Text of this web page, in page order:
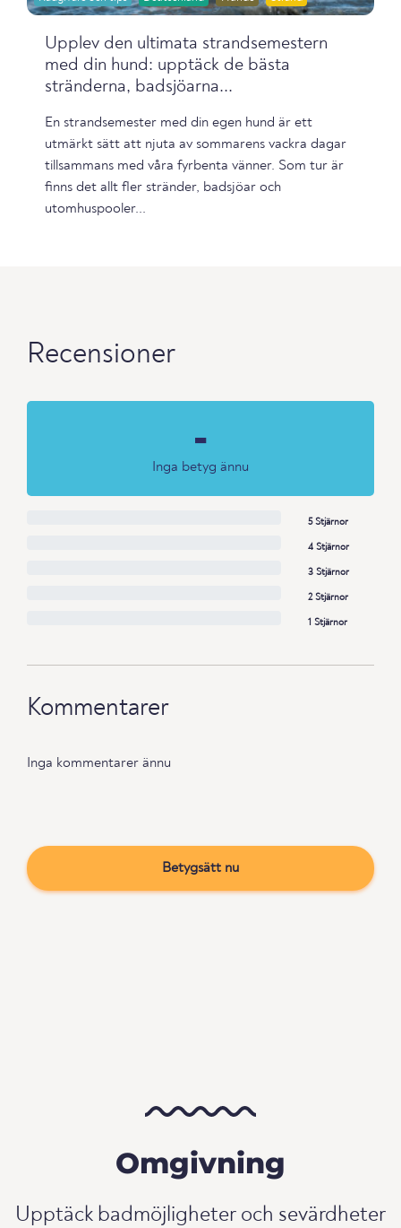
Upplev den ultimata strandsemestern
med din hund: upptäck de bästa
stränderna, badsjöarna...
En strandsemester med din egen hund är ett
utmärkt sätt att njuta av sommarens vackra dagar
tillsammans med våra fyrbenta vänner. Som tur är
finns det allt fler stränder, badsjöar och
utomhuspooler...
Recensioner
-
Inga betyg ännu
5 Stjärnor
4 Stjärnor
3 Stjärnor
2 Stjärnor
1 Stjärnor
Kommentarer
Inga kommentarer ännu
Betygsätt nu
Omgivning
Upptäck badmöjligheter och sevärdheter